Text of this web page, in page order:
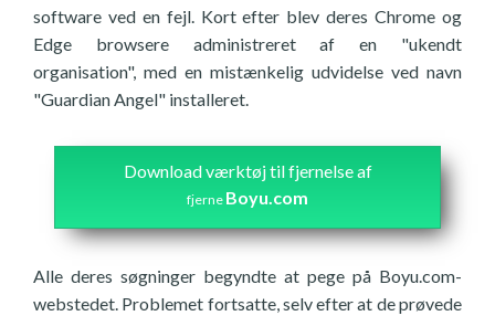
software ved en fejl. Kort efter blev deres Chrome og
Edge browsere administreret af en "ukendt
organisation", med en mistænkelig udvidelse ved navn
"Guardian Angel" installeret.
Download værktøj til fjernelse af
fjerne Boyu.com
Alle deres søgninger begyndte at pege på Boyu.com-
webstedet. Problemet fortsatte, selv efter at de prøvede